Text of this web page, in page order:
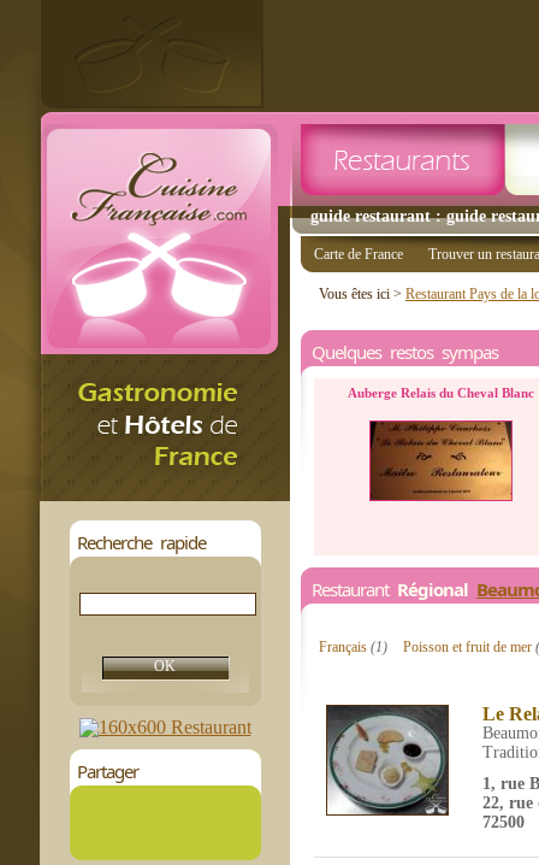
guide restaurant : guide
Recherche rapide
Partager
Carte de France Trouver un
Vous êtes ici > Restaurant Pays de la
Quelques restos sympas
Auberge Relais du Cheval Blanc
Restaurant Régional
Français (1) Poisson et fruit de mer
Le
1, rue
22, rue
72500